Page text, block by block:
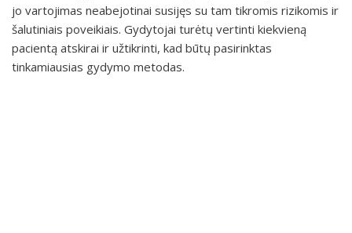
jo vartojimas neabejotinai susijęs su tam tikromis rizikomis ir
šalutiniais poveikiais. Gydytojai turėtų vertinti kiekvieną
pacientą atskirai ir užtikrinti, kad būtų pasirinktas
tinkamiausias gydymo metodas.